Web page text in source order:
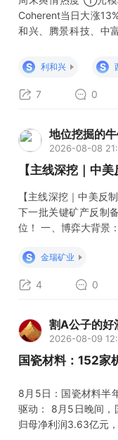
Coherent当日大涨
和兴、腾景科技、中
宏丰 、景旺电子、
S 利和兴 S
7 0
地位挖掘的
2026-08-08
【主线深挖｜中
【主线深挖｜中美
下一批关键矿产反制
位！ 一、博弈大背景
山，高端金属锶、高
S 金瑞矿业
4 0
割A公子的好
2026-08-09
国瓷材料：152家
8月5日：国瓷材料半
驱动： 8月5日晚间
归母净利润3.63亿元